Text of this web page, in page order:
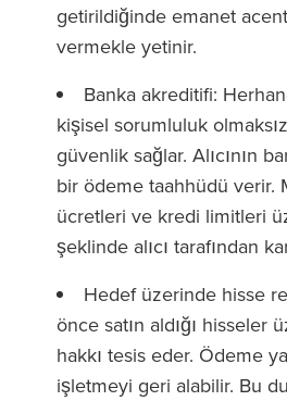
getirildiğinde emanet
vermekle yetinir.
Banka akreditifi:
kişisel sorumluluk
güvenlik sağlar. Alıcının
bir ödeme taahhüdü verir.
ücretleri ve kredi limitleri
şeklinde alıcı tarafından
Hedef üzerinde hisse
önce satın aldığı hisseler
hakkı tesis eder. Ödeme
işletmeyi geri alabilir. Bu